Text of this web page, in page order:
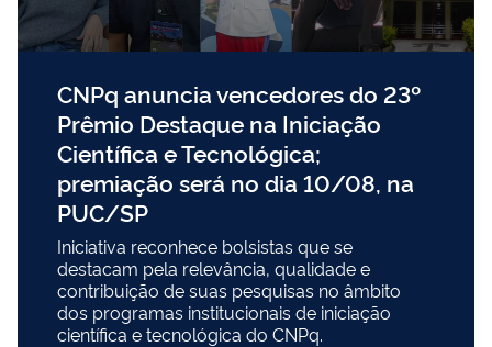
CNPq anuncia vencedores do 23º
Prêmio Destaque na Iniciação
Científica e Tecnológica;
premiação será no dia 10/08, na
PUC/SP
Iniciativa reconhece bolsistas que se
destacam pela relevância, qualidade e
contribuição de suas pesquisas no âmbito
dos programas institucionais de iniciação
científica e tecnológica do CNPq.